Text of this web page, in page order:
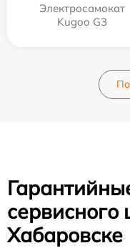
Электросамокат
Kugoo G3
сервисного
Хабаровске